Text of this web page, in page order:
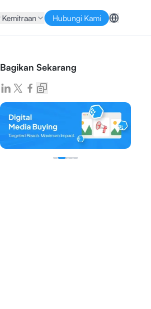
Kemitraan Hubungi Kami
Bagikan Sekarang